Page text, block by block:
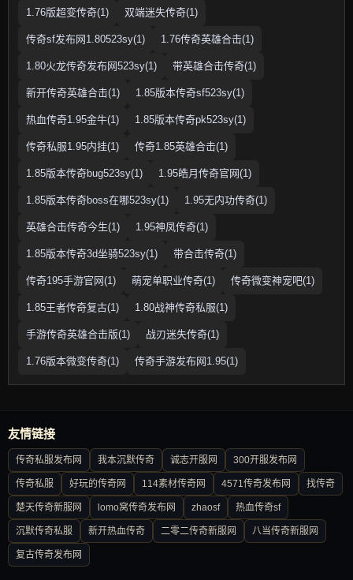
1.76版超变传奇(1) 双端迷失传奇(1)
传奇sf发布网1.80523sy(1) 1.76传奇英雄合击(1)
1.80火龙传奇发布网523sy(1) 带英雄合击传奇(1)
新开传奇英雄合击(1) 1.85版本传奇sf523sy(1)
热血传奇1.95金牛(1) 1.85版本传奇pk523sy(1)
传奇私服1.95内挂(1) 传奇1.85英雄合击(1)
1.85版本传奇bug523sy(1) 1.95皓月传奇官网(1)
1.85版本传奇boss在哪523sy(1) 1.95无内功传奇(1)
英雄合击传奇今生(1) 1.95神凤传奇(1)
1.85版本传奇3d坐骑523sy(1) 带合击传奇(1)
传奇195手游官网(1) 萌宠单职业传奇(1) 传奇微变神宠吧(1)
1.85王者传奇复古(1) 1.80战神传奇私服(1)
手游传奇英雄合击版(1) 战刃迷失传奇(1)
1.76版本微变传奇(1) 传奇手游发布网1.95(1)
友情链接
传奇私服发布网 我本沉默传奇 诚志开服网 300开服发布网
传奇私服 好玩的传奇网 114素材传奇网 4571传奇发布网 找传奇
楚天传奇新服网 lomo窝传奇发布网 zhaosf 热血传奇sf
沉默传奇私服 新开热血传奇 二零二传奇新服网 八当传奇新服网
复古传奇发布网